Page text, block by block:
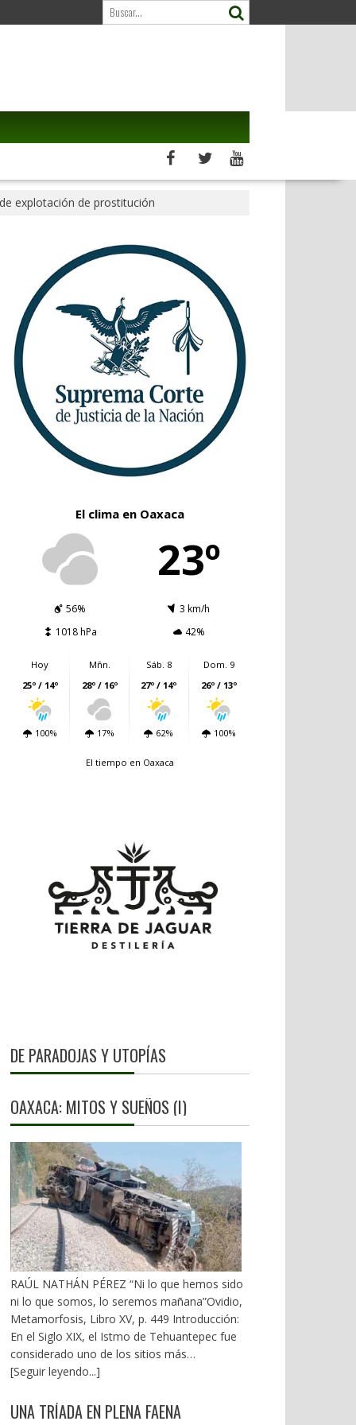
explotación de prostitución
El clima en Oaxaca
23º
56%
3 km/h
1018 hPa
42%
Hoy
25º / 14º
100%
Mñn.
28º / 16º
17%
Sáb. 8
27º / 14º
62%
Dom. 9
26º / 13º
100%
El tiempo en Oaxaca
DE PARADOJAS Y UTOPÍAS
OAXACA: MITOS Y SUEÑOS (I)
RAÚL NATHÁN PÉREZ “Ni lo que hemos sido
ni lo que somos, lo seremos mañana”Ovidio,
Metamorfosis, Libro XV, p. 449 Introducción:
En el Siglo XIX, el Istmo de Tehuantepec fue
considerado uno de los sitios más
estratégicos a nivel mundial. En la mira de los
emanados del PRI iniciaron una serie de
[Seguir leyendo...]
UNA TRÍADA EN PLENA FAENA